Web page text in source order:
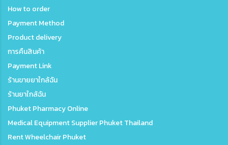
How to order
Payment Method
Product delivery
การคืนสินค้า
Payment Link
ร้านขายยาใกล้ฉัน
ร้านยาใกล้ฉัน
Phuket Pharmacy Online
Medical Equipment Supplier Phuket Thailand
Rent Wheelchair Phuket